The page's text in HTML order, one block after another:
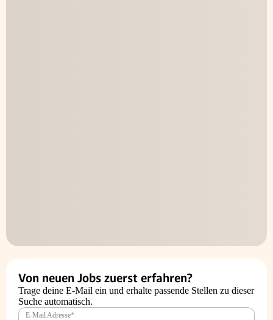
Von neuen Jobs zuerst erfahren?
Trage deine E-Mail ein und erhalte passende Stellen zu dieser
Suche automatisch.
E-Mail Adresse*